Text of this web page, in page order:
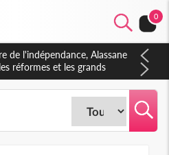
0
Oury Bah admire le modèle
accélérer le développement